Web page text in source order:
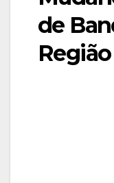
de